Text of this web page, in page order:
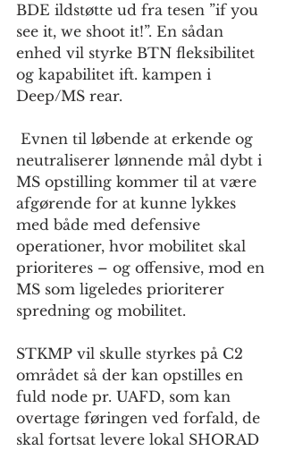
BDE ildstøtte ud fra tesen ”if you
see it, we shoot it!”. En sådan
enhed vil styrke BTN fleksibilitet
og kapabilitet ift. kampen i
Deep/MS rear.
neutraliserer lønnende mål dybt i
MS opstilling kommer til at være
afgørende for at kunne lykkes
med både med defensive
operationer, hvor mobilitet skal
prioriteres – og offensive, mod en
MS som ligeledes prioriterer
spredning og mobilitet.
STKMP vil skulle styrkes på C2
området så der kan opstilles en
fuld node pr. UAFD, som kan
overtage føringen ved forfald, de
skal fortsat levere lokal SHORAD